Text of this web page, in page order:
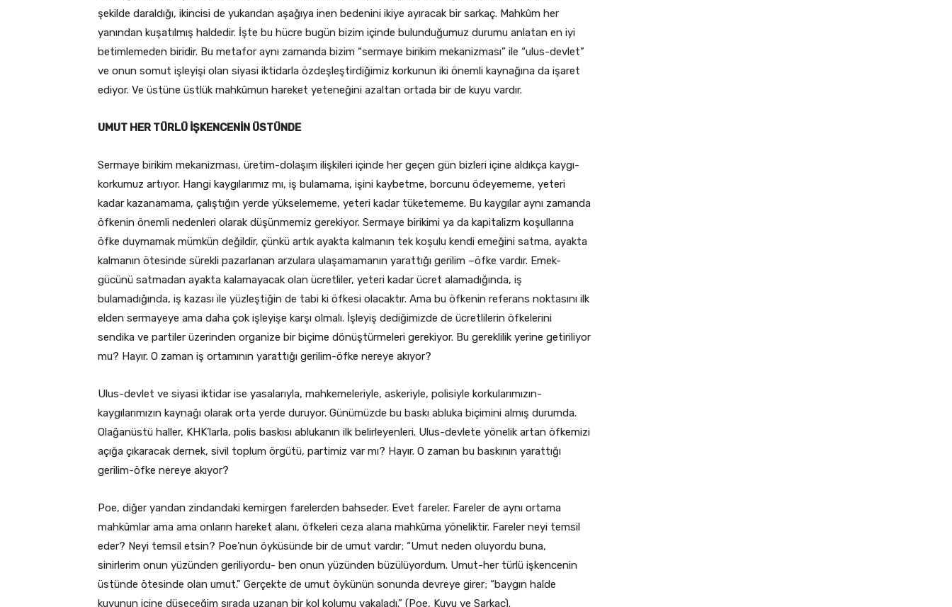
şekilde daraldığı, ikincisi de yukarıdan aşağıya inen bedenini ikiye ayıracak bir sarkaç. Mahkûm her
yanından kuşatılmış haldedir. İşte bu hücre bugün bizim içinde bulunduğumuz durumu anlatan en iyi
betimlemeden biridir. Bu metafor aynı zamanda bizim “sermaye birikim mekanizması” ile “ulus-devlet”
ve onun somut işleyişi olan siyasi iktidarla özdeşleştirdiğimiz korkunun iki önemli kaynağına da işaret
ediyor. Ve üstüne üstlük mahkûmun hareket yeteneğini azaltan ortada bir de kuyu vardır.
UMUT HER TÜRLÜ İŞKENCENİN ÜSTÜNDE
Sermaye birikim mekanizması, üretim-dolaşım ilişkileri içinde her geçen gün bizleri içine aldıkça kaygı-
korkumuz artıyor. Hangi kaygılarımız mı, iş bulamama, işini kaybetme, borcunu ödeyememe, yeteri
kadar kazanamama, çalıştığın yerde yükselememe, yeteri kadar tüketememe. Bu kaygılar aynı zamanda
öfkenin önemli nedenleri olarak düşünmemiz gerekiyor. Sermaye birikimi ya da kapitalizm koşullarına
öfke duymamak mümkün değildir, çünkü artık ayakta kalmanın tek koşulu kendi emeğini satma, ayakta
kalmanın ötesinde sürekli pazarlanan arzulara ulaşamamanın yarattığı gerilim –öfke vardır. Emek-
gücünü satmadan ayakta kalamayacak olan ücretliler, yeteri kadar ücret alamadığında, iş
bulamadığında, iş kazası ile yüzleştiğin de tabi ki öfkesi olacaktır. Ama bu öfkenin referans noktasını ilk
elden sermayeye ama daha çok işleyişe karşı olmalı. İşleyiş dediğimizde de ücretlilerin öfkelerini
sendika ve partiler üzerinden organize bir biçime dönüştürmeleri gerekiyor. Bu gereklilik yerine getiriliyor
mu? Hayır. O zaman iş ortamının yarattığı gerilim-öfke nereye akıyor?
Ulus-devlet ve siyasi iktidar ise yasalarıyla, mahkemeleriyle, askeriyle, polisiyle korkularımızın-
kaygılarımızın kaynağı olarak orta yerde duruyor. Günümüzde bu baskı abluka biçimini almış durumda.
Olağanüstü haller, KHK’larla, polis baskısı ablukanın ilk belirleyenleri. Ulus-devlete yönelik artan öfkemizi
açığa çıkaracak dernek, sivil toplum örgütü, partimiz var mı? Hayır. O zaman bu baskının yarattığı
gerilim-öfke nereye akıyor?
Poe, diğer yandan zindandaki kemirgen farelerden bahseder. Evet fareler. Fareler de aynı ortama
mahkûmlar ama ama onların hareket alanı, öfkeleri ceza alana mahkûma yöneliktir. Fareler neyi temsil
eder? Neyi temsil etsin? Poe’nun öyküsünde bir de umut vardır; “Umut neden oluyordu buna,
sinirlerim onun yüzünden geriliyordu- ben onun yüzünden büzülüyordum. Umut-her türlü işkencenin
üstünde ötesinde olan umut.” Gerçekte de umut öykünün sonunda devreye girer; “baygın halde
kuyunun içine düşeceğim sırada uzanan bir kol kolumu yakaladı.” (Poe, Kuyu ve Sarkaç).